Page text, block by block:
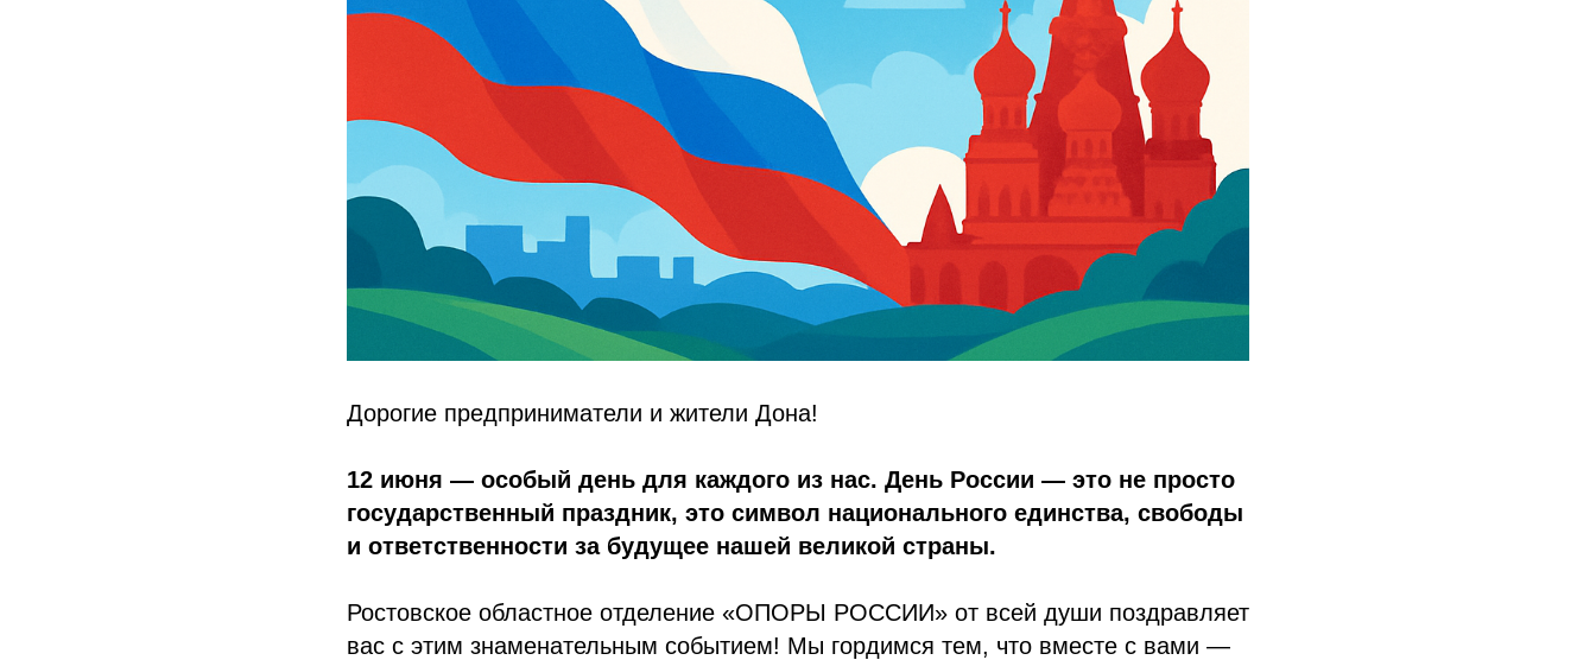
Дорогие предприниматели и жители Дона!
12 июня — особый день для каждого из нас. День России — это не просто
государственный праздник, это символ национального единства, свободы
и ответственности за будущее нашей великой страны.
Ростовское областное отделение «ОПОРЫ РОССИИ» от всей души поздравляет
вас с этим знаменательным событием! Мы гордимся тем, что вместе с вами —